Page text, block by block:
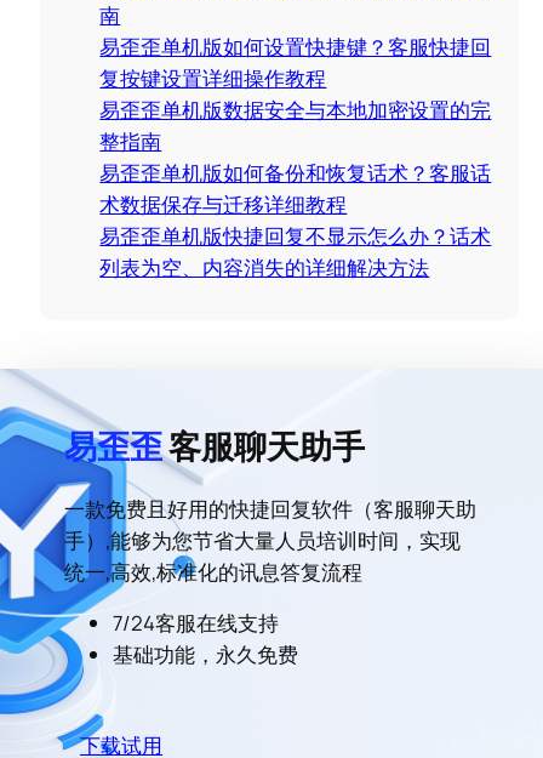
南
易歪歪单机版如何设置快捷键？客服快捷回
复按键设置详细操作教程
易歪歪单机版数据安全与本地加密设置的完
整指南
易歪歪单机版如何备份和恢复话术？客服话
术数据保存与迁移详细教程
易歪歪单机版快捷回复不显示怎么办？话术
列表为空、内容消失的详细解决方法
易歪歪客服聊天助手
一款免费且好用的快捷回复软件（客服聊天助
手）,能够为您节省大量人员培训时间，实现
统一,高效,标准化的讯息答复流程
7/24客服在线支持
基础功能，永久免费
下载试用